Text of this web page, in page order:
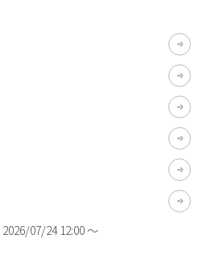
2026/07/24 12:00〜